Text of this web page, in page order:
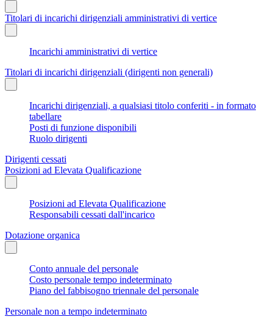
Titolari di incarichi dirigenziali amministrativi di vertice
Incarichi amministrativi di vertice
Titolari di incarichi dirigenziali (dirigenti non generali)
Incarichi dirigenziali, a qualsiasi titolo conferiti - in formato
tabellare
Posti di funzione disponibili
Ruolo dirigenti
Dirigenti cessati
Posizioni ad Elevata Qualificazione
Posizioni ad Elevata Qualificazione
Responsabili cessati dall'incarico
Dotazione organica
Conto annuale del personale
Costo personale tempo indeterminato
Piano del fabbisogno triennale del personale
Personale non a tempo indeterminato